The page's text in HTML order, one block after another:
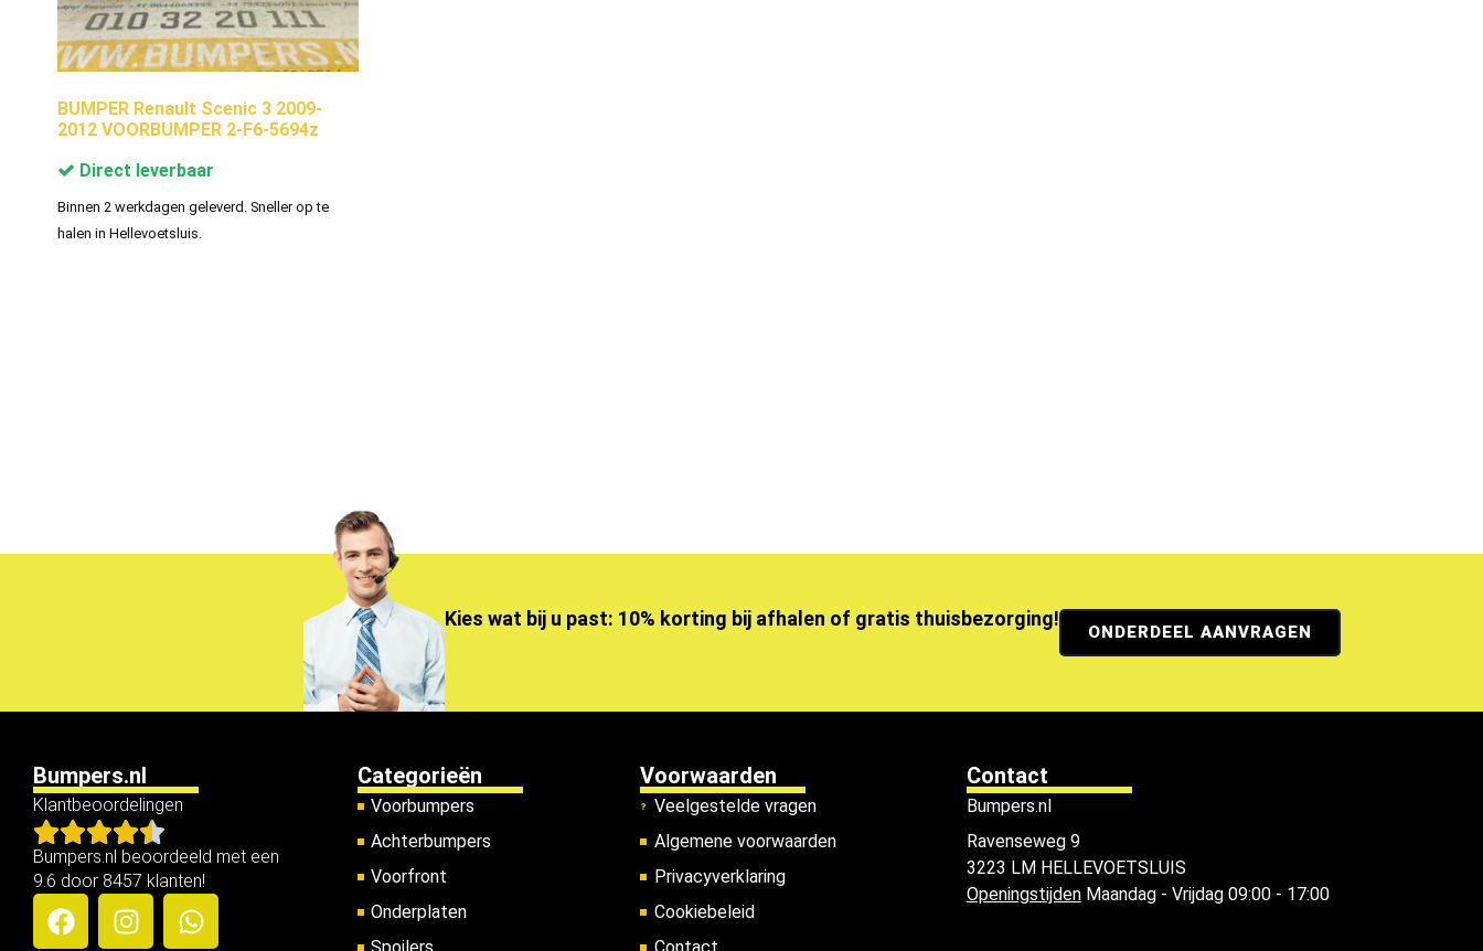
BUMPER Renault Scenic 3 2009-
2012 VOORBUMPER 2-F6-5694z
Direct leverbaar
Binnen 2 werkdagen geleverd. Sneller op te
halen in Hellevoetsluis.
Kies wat bij u past: 10% korting bij afhalen of gratis thuisbezorging!
ONDERDEEL AANVRAGEN
Bumpers.nl
Klantbeoordelingen
Bumpers.nl beoordeeld met een
9.6 door 8457 klanten!
Categorieën
Voorbumpers
Achterbumpers
Voorfront
Onderplaten
Voorwaarden
Veelgestelde vragen
Algemene voorwaarden
Privacyverklaring
Cookiebeleid
Contact
Bumpers.nl
Ravenseweg 9
3223 LM HELLEVOETSLUIS
OpeningstijdenMaandag - Vrijdag 09:00 - 17:00